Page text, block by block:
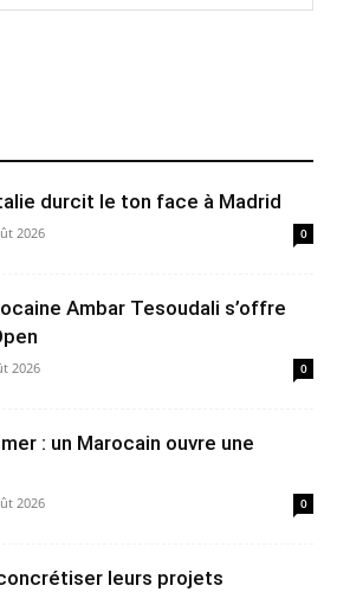
durcit le ton face à Madrid
2026 0
Ambar Tesoudali s’offre
2026 0
: un Marocain ouvre une
2026 0
leurs projets